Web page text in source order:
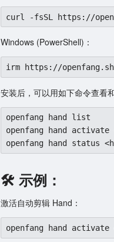
curl -fsSL https://
Windows (PowerShell)：
irm https://
安装后，可以用如下命令查看
openfang hand list
openfang hand activate
openfang hand status
🛠 示例：
激活自动剪辑 Hand：
openfang hand